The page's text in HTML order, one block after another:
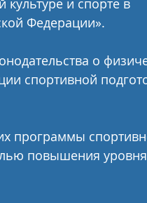
и спорте в
Федерации».
о
спортивной
программы
повышения